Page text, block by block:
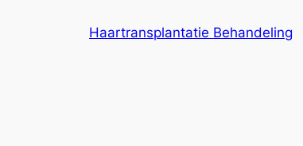
Haartransplantatie Behandeling